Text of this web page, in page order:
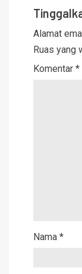
Alamat
Ruas yang
Komentar *
Nama *